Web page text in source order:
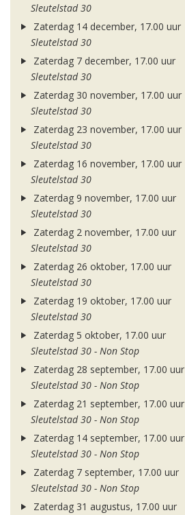
Sleutelstad 30
Zaterdag 14 december, 17.00 uur
Sleutelstad 30
Zaterdag 7 december, 17.00 uur
Sleutelstad 30
Zaterdag 30 november, 17.00 uur
Sleutelstad 30
Zaterdag 23 november, 17.00 uur
Sleutelstad 30
Zaterdag 16 november, 17.00 uur
Sleutelstad 30
Zaterdag 9 november, 17.00 uur
Sleutelstad 30
Zaterdag 2 november, 17.00 uur
Sleutelstad 30
Zaterdag 26 oktober, 17.00 uur
Sleutelstad 30
Zaterdag 19 oktober, 17.00 uur
Sleutelstad 30
Zaterdag 5 oktober, 17.00 uur
Sleutelstad 30 - Non Stop
Zaterdag 28 september, 17.00 uur
Sleutelstad 30 - Non Stop
Zaterdag 21 september, 17.00 uur
Sleutelstad 30 - Non Stop
Zaterdag 14 september, 17.00 uur
Sleutelstad 30 - Non Stop
Zaterdag 7 september, 17.00 uur
Sleutelstad 30 - Non Stop
Zaterdag 31 augustus, 17.00 uur